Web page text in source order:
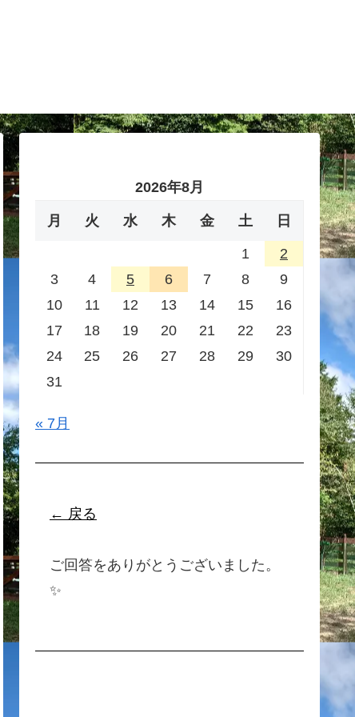
2026年8月
月 火 水 木 金 土 日
1
2
3
4 5 6 7 8
9
10
11 12 13 14 15
16
17
18 19 20 21 22
23
24
25 26 27 28 29
30
31
« 7月
← 戻る
ご回答をありがとうございました。
✨